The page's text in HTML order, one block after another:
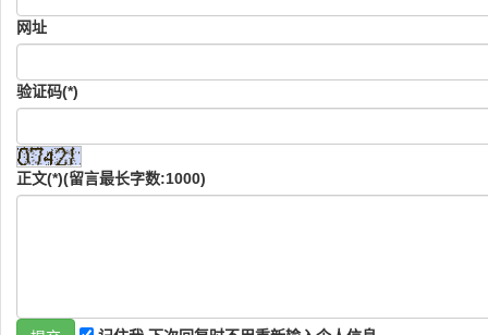
网址
验证码(*)
正文(*)(留言最长字数:1000)